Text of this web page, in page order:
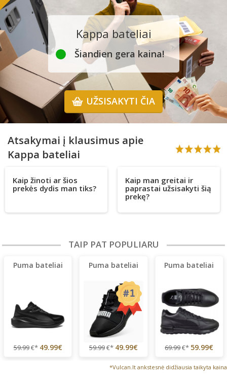
Kappa bateliai
Šiandien gera kaina!
UŽSISAKYTI ČIA
Atsakymai į klausimus apie
Kappa bateliai
Kaip žinoti ar šios
prekės dydis man tiks?
Kaip man greitai ir
paprastai užsisakyti šią
prekę?
TAIP PAT POPULIARU
Puma bateliai
59.99€* 49.99€
Puma bateliai
59.99€* 49.99€
Puma bateliai
69.99€* 59.99€
*Vulcan.lt ankstesnė didžiausia taikyta kaina